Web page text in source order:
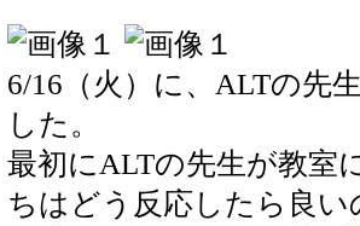
6/16（火）に、ALTの先
した。
最初にALTの先生が教室
ちはどう反応したら良